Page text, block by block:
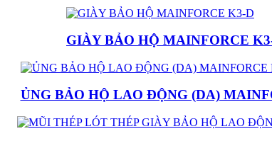
GIÀY BẢO HỘ MAINFORCE
ỦNG BẢO HỘ LAO ĐỘNG (DA)